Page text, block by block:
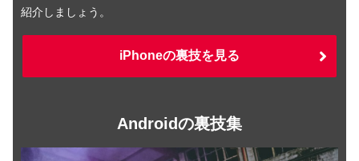
紹介しましょう。
iPhoneの裏技を見る
Androidの裏技集